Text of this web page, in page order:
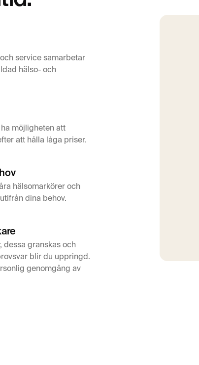
service samarbetar
hälso- och
möjligheten att
att hålla låga priser.
hälsomarkörer och
dina behov.
dessa granskas och
blir du uppringd.
genomgång av